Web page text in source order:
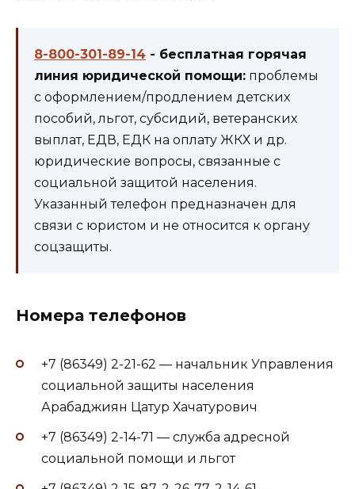
8-800-301-89-14 - бесплатная горячая
линия юридической помощи: проблемы
с оформлением/продлением детских
пособий, льгот, субсидий, ветеранских
выплат, ЕДВ, ЕДК на оплату ЖКХ и др.
юридические вопросы, связанные с
социальной защитой населения.
Указанный телефон предназначен для
связи с юристом и не относится к органу
соцзащиты.
Номера телефонов
+7 (86349) 2-21-62 — начальник Управления
социальной защиты населения
Арабаджиян Цатур Хачатурович
+7 (86349) 2-14-71 — служба адресной
социальной помощи и льгот